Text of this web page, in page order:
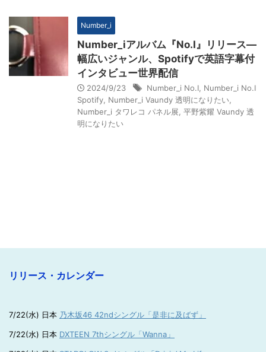
Number_i
Number_iアルバム『No.I』リリース―
幅広いジャンル、Spotifyで英語字幕付
インタビュー世界配信
2024/9/23 Number_i No.I Number_i No.I
Spotify Number_i Vaundy 透明になりたい
Number_i タワレコ パネル展 平野紫耀 Vaundy 透
明になりたい
リリース・カレンダー
7/22(水) 日本 乃木坂46 42ndシングル「是非に及ばず」
7/22(水) 日本 DXTEEN 7thシングル「Wanna」